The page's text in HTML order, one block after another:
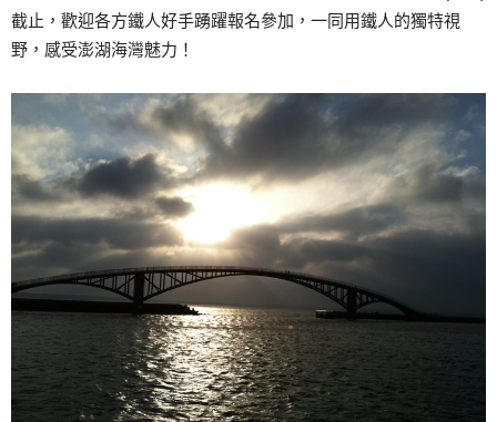
截止，歡迎各方鐵人好手踴躍報名參加，一同用鐵人的獨特視
野，感受澎湖海灣魅力！